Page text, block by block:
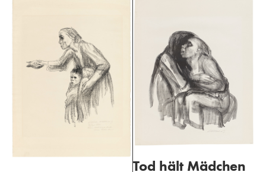
Tod hält Mädchen